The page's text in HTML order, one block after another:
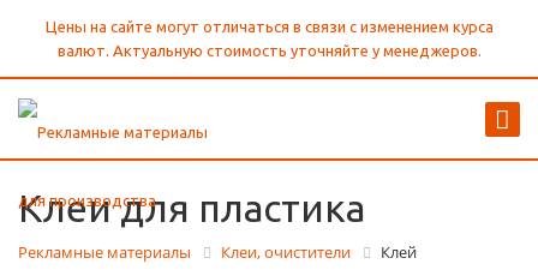
Цены на сайте могут отличаться в связи с изменением курса
валют. Актуальную стоимость уточняйте у менеджеров.
Клеи для пластика
Рекламные материалы Клеи, очистители Клей